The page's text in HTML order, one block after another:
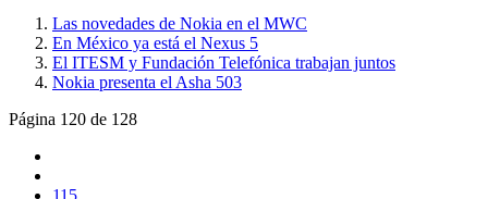
Las novedades de Nokia en el MWC
En México ya está el Nexus 5
El ITESM y Fundación Telefónica trabajan juntos
Nokia presenta el Asha 503
Página 120 de 128